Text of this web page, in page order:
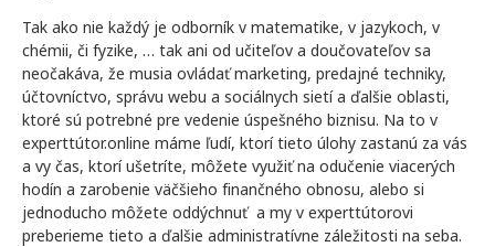
Tak ako nie každý je odborník v matematike, v jazykoch, v
chémii, či fyzike, … tak ani od učiteľov a doučovateľov sa
neočakáva, že musia ovládať marketing, predajné techniky,
účtovníctvo, správu webu a sociálnych sietí a ďalšie oblasti,
ktoré sú potrebné pre vedenie úspešného biznisu. Na to v
experttútor.online máme ľudí, ktorí tieto úlohy zastanú za vás
a vy čas, ktorí ušetríte, môžete využiť na odučenie viacerých
hodín a zarobenie väčšieho finančného obnosu, alebo si
jednoducho môžete oddýchnuť a my v experttútorovi
preberieme tieto a ďalšie administratívne záležitosti na seba.